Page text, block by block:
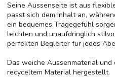
Seine Aussenseite ist aus
passt sich dem Inhalt an,
ein bequemes Tragegefühl
leichten und unaufdringlich
perfekten Begleiter für jedes
Das weiche Aussenmaterial
recyceltem Material hergestellt.